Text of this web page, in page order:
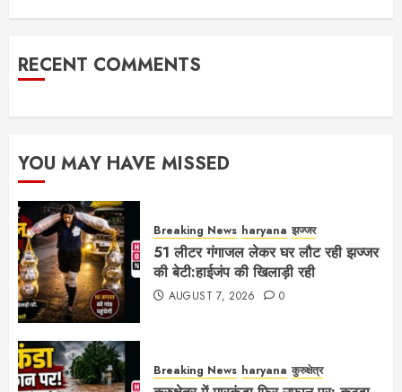
RECENT COMMENTS
YOU MAY HAVE MISSED
Breaking News haryana झज्जर
51 लीटर गंगाजल लेकर घर लौट रही झज्जर
की बेटी:हाईजंप की खिलाड़ी रही
AUGUST 7, 2026 0
Breaking News haryana कुरुक्षेत्र